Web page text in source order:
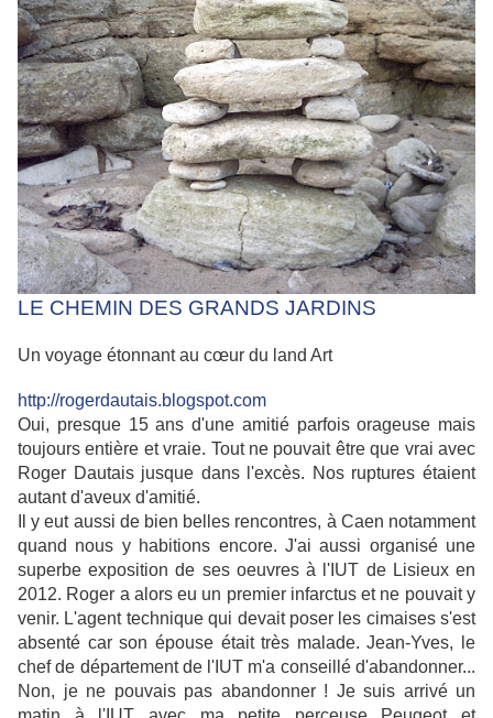
LE CHEMIN DES GRANDS JARDINS
Un voyage étonnant au cœur du land Art
http://rogerdautais.blogspot.com
Oui, presque 15 ans d'une amitié parfois orageuse mais
toujours entière et vraie. Tout ne pouvait être que vrai avec
Roger Dautais jusque dans l'excès. Nos ruptures étaient
autant d'aveux d'amitié.
Il y eut aussi de bien belles rencontres, à Caen notamment
quand nous y habitions encore. J'ai aussi organisé une
superbe exposition de ses oeuvres à l'IUT de Lisieux en
2012. Roger a alors eu un premier infarctus et ne pouvait y
venir. L'agent technique qui devait poser les cimaises s'est
absenté car son épouse était très malade. Jean-Yves, le
chef de département de l'IUT m'a conseillé d'abandonner...
Non, je ne pouvais pas abandonner ! Je suis arrivé un